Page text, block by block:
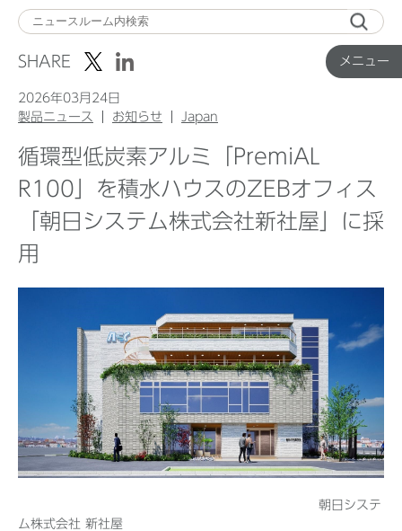
メニュー
ニ
ュ
Top
企業ニュース
グローバル製品ニュース
IR ニュース
Before 2020
企業ニュースアーカイブ
SHARE
2026年03月24日
製品ニュース
お知らせ Japan
循環型低炭素アルミ「PremiAL
R100」を積水ハウスのZEBオフィス
「朝日システム株式会社新社屋」に採
用
朝日システ
ム株式会社 新社屋